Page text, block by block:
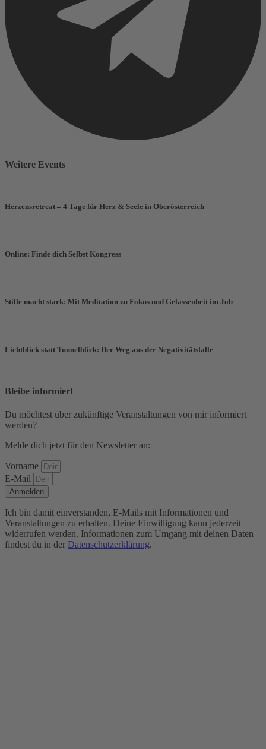
Weitere Events
Herzensretreat – 4 Tage für Herz & Seele in Oberösterreich
Online: Finde dich Selbst Kongress
Stille macht stark: Mit Meditation zu Fokus und Gelassenheit im Job
Lichtblick statt Tunnelblick: Der Weg aus der Negativitätsfalle
Bleibe informiert
Du möchtest über zukünftige Veranstaltungen von mir informiert
werden?
Melde dich jetzt für den Newsletter an:
Vorname
E-Mail
Anmelden
Ich bin damit einverstanden, E-Mails mit Informationen und
Veranstaltungen zu erhalten. Deine Einwilligung kann jederzeit
widerrufen werden. Informationen zum Umgang mit deinen Daten
findest du in der Datenschutzerklärung.